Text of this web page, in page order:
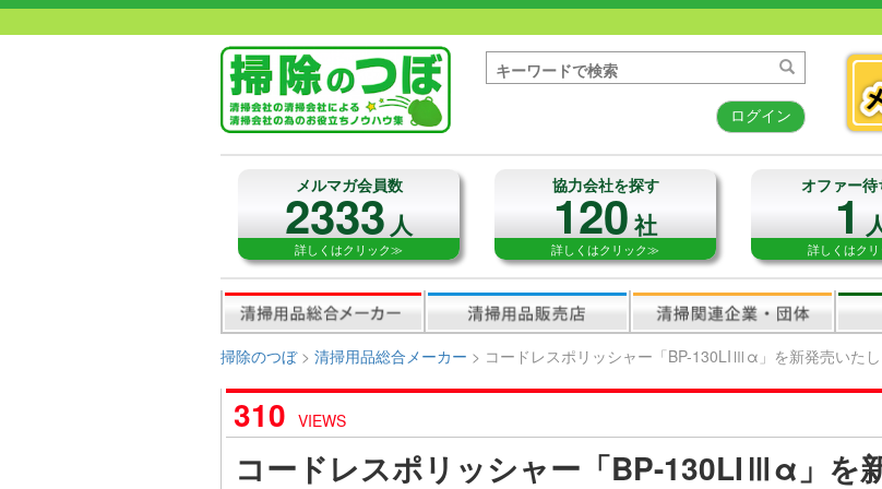
ログイン
メルマガ会員数
2333人
詳しくはクリック≫
協力会社を探す
120社
詳しくはクリック≫
オファー待
1
詳しくはク
掃除のつぼ> 清掃用品総合メーカー > コードレスポリッシャー「BP-130LIⅢα」を新発売いたし
310 VIEWS
コードレスポリッシャー「BP-130LIⅢα」を